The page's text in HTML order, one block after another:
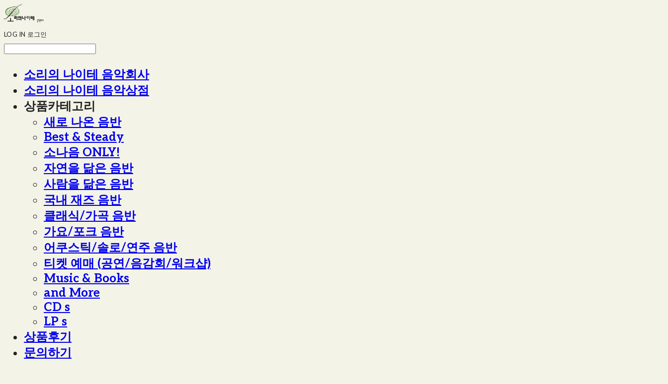
LOG IN 로그인
소리의 나이테 음악회사
소리의 나이테 음악상점
상품카테고리
새로 나온 음반
Best & Steady
소나음 ONLY!
자연을 닮은 음반
사람을 닮은 음반
국내 재즈 음반
클래식/가곡 음반
가요/포크 음반
어쿠스틱/솔로/연주 음반
티켓 예매 (공연/음감회/워크샵)
Music & Books
and More
CD s
LP s
상품후기
문의하기